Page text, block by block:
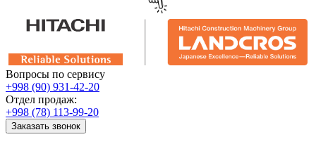
Вопросы по сервису
+998 (90) 931-42-20
Отдел продаж:
+998 (78) 113-99-20
Заказать звонок